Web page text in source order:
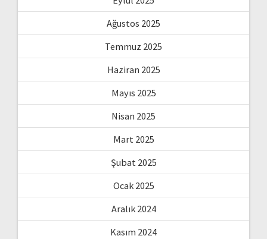
Ağustos 2025
Temmuz 2025
Haziran 2025
Mayıs 2025
Nisan 2025
Mart 2025
Şubat 2025
Ocak 2025
Aralık 2024
Kasım 2024